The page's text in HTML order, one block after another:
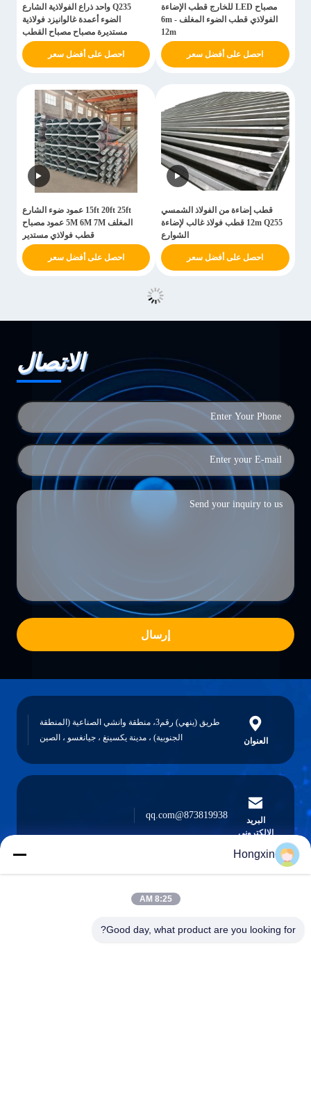
مصباح LED للخارج قطب الإضاءة
الفولاذي قطب الضوء المغلف 6m -
12m
احصل على أفضل سعر
Q235 واحد ذراع الفولاذية الشارع
الضوء أعمدة غالوانيزد فولاذية
مستديرة مصباح مصباح القطب
احصل على أفضل سعر
قطب إضاءة من الفولاذ الشمسي
12m Q255 قطب فولاذ غالب لإضاءة
الشوارع
احصل على أفضل سعر
15ft 20ft 25ft عمود ضوء الشارع
المغلف 5M 6M 7M عمود مصباح
قطب فولاذي مستدير
احصل على أفضل سعر
الاتصال
إرسال
العنوان
طريق (ينهي) رقم3، منطقة وانشي الصناعية (المنطقة
الجنوبية) ، مدينة يكسينغ ، جيانغسو ، الصين
البريد
الإلكتروني
873819938@qq.com
0086-510-13601538657
Hongxin
8:25 AM
Good day, what product are you looking for?